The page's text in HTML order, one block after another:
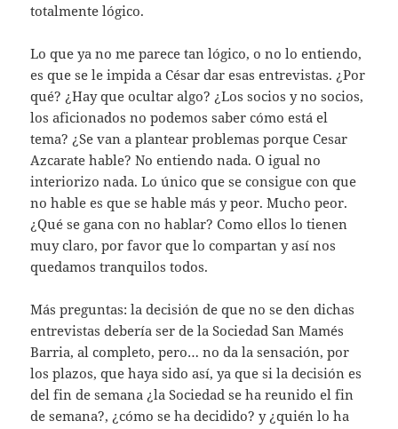
totalmente lógico.
Lo que ya no me parece tan lógico, o no lo entiendo,
es que se le impida a César dar esas entrevistas. ¿Por
qué? ¿Hay que ocultar algo? ¿Los socios y no socios,
los aficionados no podemos saber cómo está el
tema? ¿Se van a plantear problemas porque Cesar
Azcarate hable? No entiendo nada. O igual no
interiorizo nada. Lo único que se consigue con que
no hable es que se hable más y peor. Mucho peor.
¿Qué se gana con no hablar? Como ellos lo tienen
muy claro, por favor que lo compartan y así nos
quedamos tranquilos todos.
Más preguntas: la decisión de que no se den dichas
entrevistas debería ser de la Sociedad San Mamés
Barria, al completo, pero… no da la sensación, por
los plazos, que haya sido así, ya que si la decisión es
del fin de semana ¿la Sociedad se ha reunido el fin
de semana?, ¿cómo se ha decidido? y ¿quién lo ha